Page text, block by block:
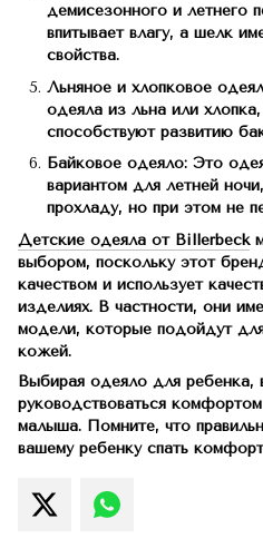
демисезонного и летнего
впитывает влагу, а шелк
свойства.
Льняное и хлопковое
одеяла из льна или
способствуют развитию
Байковое одеяло: Это
вариантом для летней
прохладу, но при этом не
Детские одеяла от Billerbeck
выбором, поскольку этот
качеством и использует
изделиях. В частности, они
модели, которые подойдут
кожей.
Выбирая одеяло для ребенка,
руководствоваться
малыша. Помните, что
вашему ребенку спать